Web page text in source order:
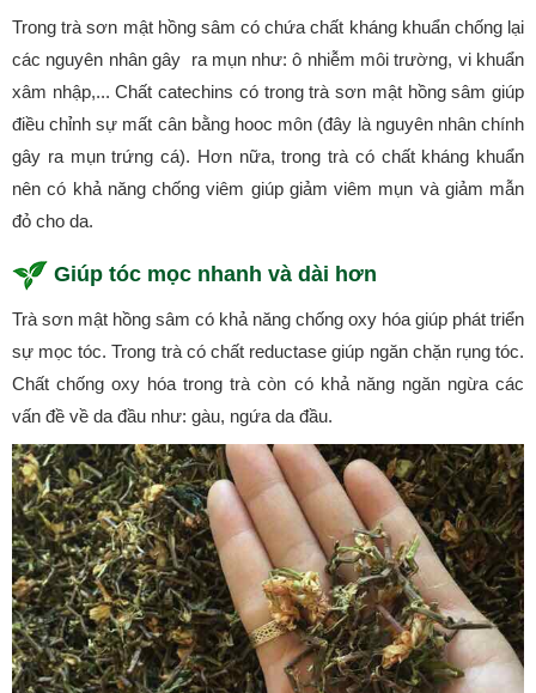
Trong trà sơn mật hồng sâm có chứa chất kháng khuẩn chống lại
các nguyên nhân gây ra mụn như: ô nhiễm môi trường, vi khuẩn
xâm nhập,... Chất catechins có trong trà sơn mật hồng sâm giúp
điều chỉnh sự mất cân bằng hooc môn (đây là nguyên nhân chính
gây ra mụn trứng cá). Hơn nữa, trong trà có chất kháng khuẩn
nên có khả năng chống viêm giúp giảm viêm mụn và giảm mẫn
đỏ cho da.
Giúp tóc mọc nhanh và dài hơn
Trà sơn mật hồng sâm có khả năng chống oxy hóa giúp phát triển
sự mọc tóc. Trong trà có chất reductase giúp ngăn chặn rụng tóc.
Chất chống oxy hóa trong trà còn có khả năng ngăn ngừa các
vấn đề về da đầu như: gàu, ngứa da đầu.